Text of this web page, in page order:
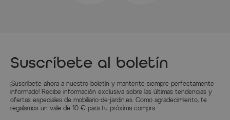
Color Schwarz
Suscríbete al boletín
¡Suscríbete ahora a nuestro boletín y mantente siempre perfectamente
informado! Recibe información exclusiva sobre las últimas tendencias y
ofertas especiales de mobiliario-de-jardin.es. Como agradecimiento, te
regalamos un vale de 10 € para tu próxima compra.